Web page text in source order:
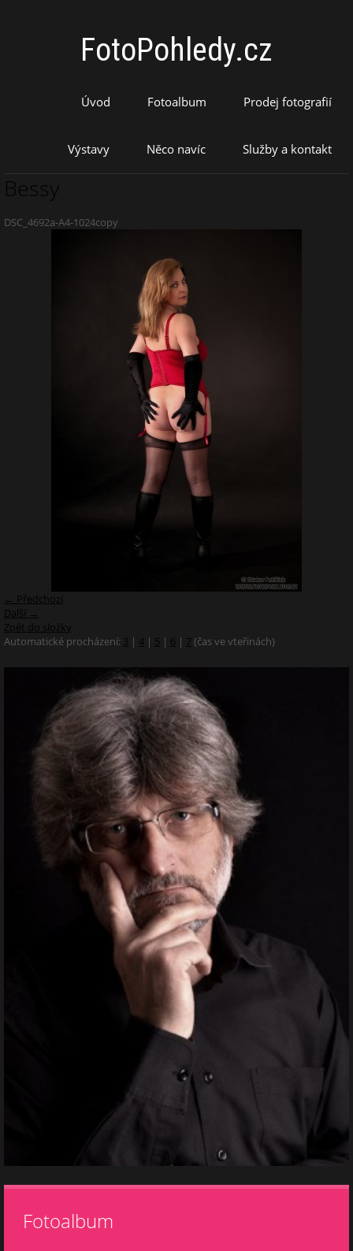
FotoPohledy.cz
Úvod Fotoalbum Prodej fotografií
Výstavy Něco navíc Služby a kontakt
Bessy
DSC_4692a-A4-1024copy
← Předchozí
Další →
Zpět do složky
Automatické procházení: 3 | 4 | 5 | 6 | 7 (čas ve vteřinách)
Fotoalbum